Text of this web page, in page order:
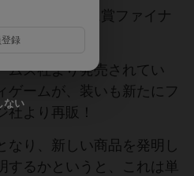
ティ・ゲーム賞ファイナ
ズ社より発売されてい
ゲームが、装いも新たにフ
社より再販！
り、新しい商品を発明し
するかというと、これは単
録
ない